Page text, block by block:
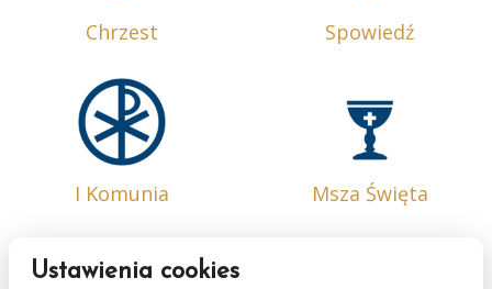
Chrzest Spowiedź
I Komunia Msza Święta
Ustawienia cookies